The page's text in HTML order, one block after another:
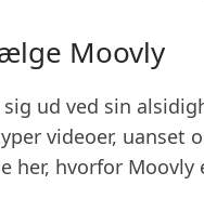
Moovly
ud ved sin
videoer,
her, hvorfor